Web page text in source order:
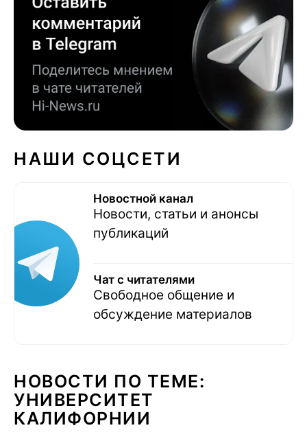
НАШИ СОЦСЕТИ
Новостной канал
Новости, статьи и анонсы
публикаций
Чат с читателями
Свободное общение и
обсуждение материалов
НОВОСТИ ПО ТЕМЕ:
УНИВЕРСИТЕТ
КАЛИФОРНИИ